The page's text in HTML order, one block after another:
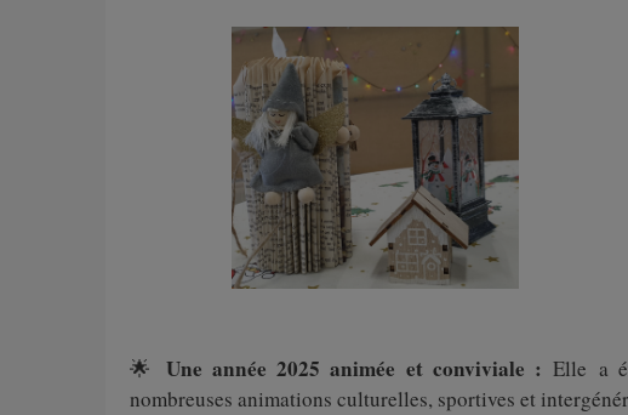
🌟 Une année 2025 animée et conviviale : Elle a
nombreuses animations culturelles, sportives et